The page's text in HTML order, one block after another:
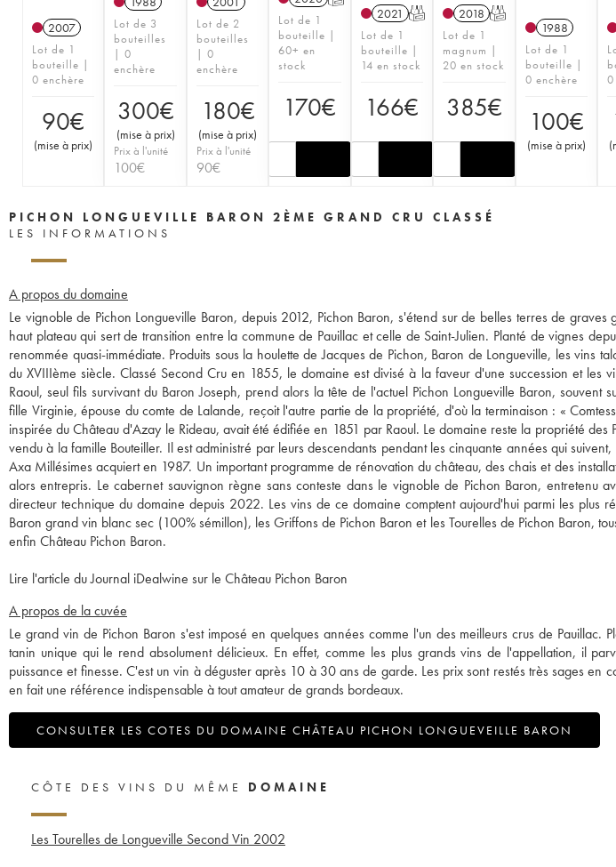
2007
Lot de 1
bouteille |
0 enchère
90€
(mise à prix)
Lot de 3
bouteilles
| 0
enchère
300€
(mise à prix)
Prix à l'unité
100€
Lot de 2
bouteilles
| 0
enchère
180€
(mise à prix)
Prix à l'unité
90€
Lot de 1
bouteille |
60+ en
stock
170€
2021 T
Lot de 1
bouteille |
14 en stock
166€
2018 T
Lot de 1
magnum |
20 en stock
385€
1988
Lot de 1
bouteille |
0 enchère
100€
(mise à prix)
0
(
PICHON LONGUEVILLE BARON 2ÈME GRAND CRU CLASSÉ
LES INFORMATIONS
A propos du domaine
Le vignoble de Pichon Longueville Baron, depuis 2012, Pichon Baron, s'étend sur de belles terres de
haut plateau qui sert de transition entre la commune de Pauillac et celle de Saint-Julien. Planté de vignes
renommée quasi-immédiate. Produits sous la houlette de Jacques de Pichon, Baron de Longueville, les vins
du XVIIIème siècle. Classé Second Cru en 1855, le domaine est divisé à la faveur d'une succession et les
Raoul, seul fils survivant du Baron Joseph, prend alors la tête de l'actuel Pichon Longueville Baron, souvent
fille Virginie, épouse du comte de Lalande, reçoit l'autre partie de la propriété, d'où la terminaison : «
inspirée du Château d'Azay le Rideau, avait été édifiée en 1851 par Raoul. Le domaine reste la propriété des
vendu à la famille Bouteiller. Il est administré par leurs descendants pendant les cinquante années qui
Axa Millésimes acquiert en 1987. Un important programme de rénovation du château, des chais et des
alors entrepris. Le cabernet sauvignon règne sans conteste dans le vignoble de Pichon Baron, entretenu
directeur technique du domaine depuis 2022. Les vins de ce domaine comptent aujourd'hui parmi les plus
Baron grand vin blanc sec (100% sémillon), les Griffons de Pichon Baron et les Tourelles de Pichon Baron,
enfin Château Pichon Baron.
Lire l'article du Journal iDealwine sur le Château Pichon Baron
A propos de la cuvée
Le grand vin de Pichon Baron s'est imposé en quelques années comme l'un des meilleurs crus de Pauillac.
tanin unique qui le rend absolument délicieux. En effet, comme les plus grands vins de l'appellation, il
puissance et finesse. C'est un vin à déguster après 10 à 30 ans de garde. Les prix sont restés très sages en
en fait une référence indispensable à tout amateur de grands bordeaux.
CONSULTER LES COTES DU DOMAINE CHÂTEAU PICHON LONGUEVEILLE BARON
CÔTE DES VINS DU MÊME DOMAINE
Les Tourelles de Longueville Second Vin 2002